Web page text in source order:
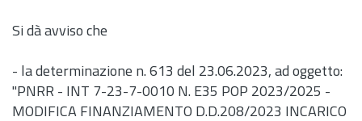
Si dà avviso che
- la determinazione n. 613 del 23.06.2023, ad oggetto:
"PNRR - INT 7-23-7-0010 N. E35 POP 2023/2025 -
MODIFICA FINANZIAMENTO D.D.208/2023 INCARICO